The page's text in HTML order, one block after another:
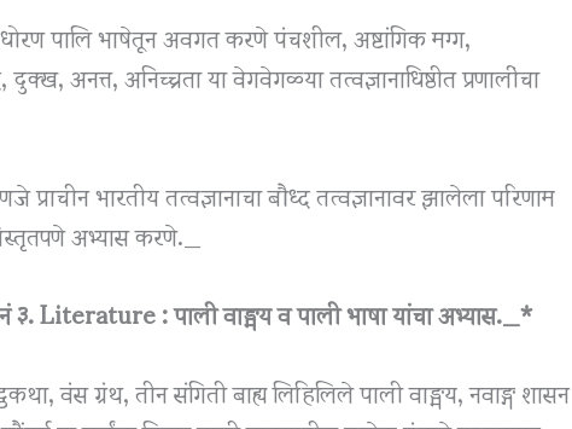
पालि भाषेतून अवगत करणे पंचशील, अष्टांगिक मग्ग,
अनत्त, अनिच्चता या वेगवेगळ्या तत्वज्ञानाधिष्ठीत प्रणालींचा
भारतीय तत्वज्ञानाचा बौध्द तत्वज्ञानावर झालेला परिणाम
अभ्यास करणे._
Literature : पाली वाङ्मय व पाली भाषा यांचा अभ्यास._*
वंस ग्रंथ, तीन संगिती बाह्य लिहिलिले पाली वाङ्मय, नवाङ्ग शासन